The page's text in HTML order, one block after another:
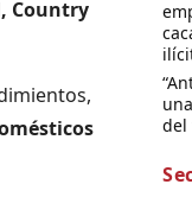
Country
del